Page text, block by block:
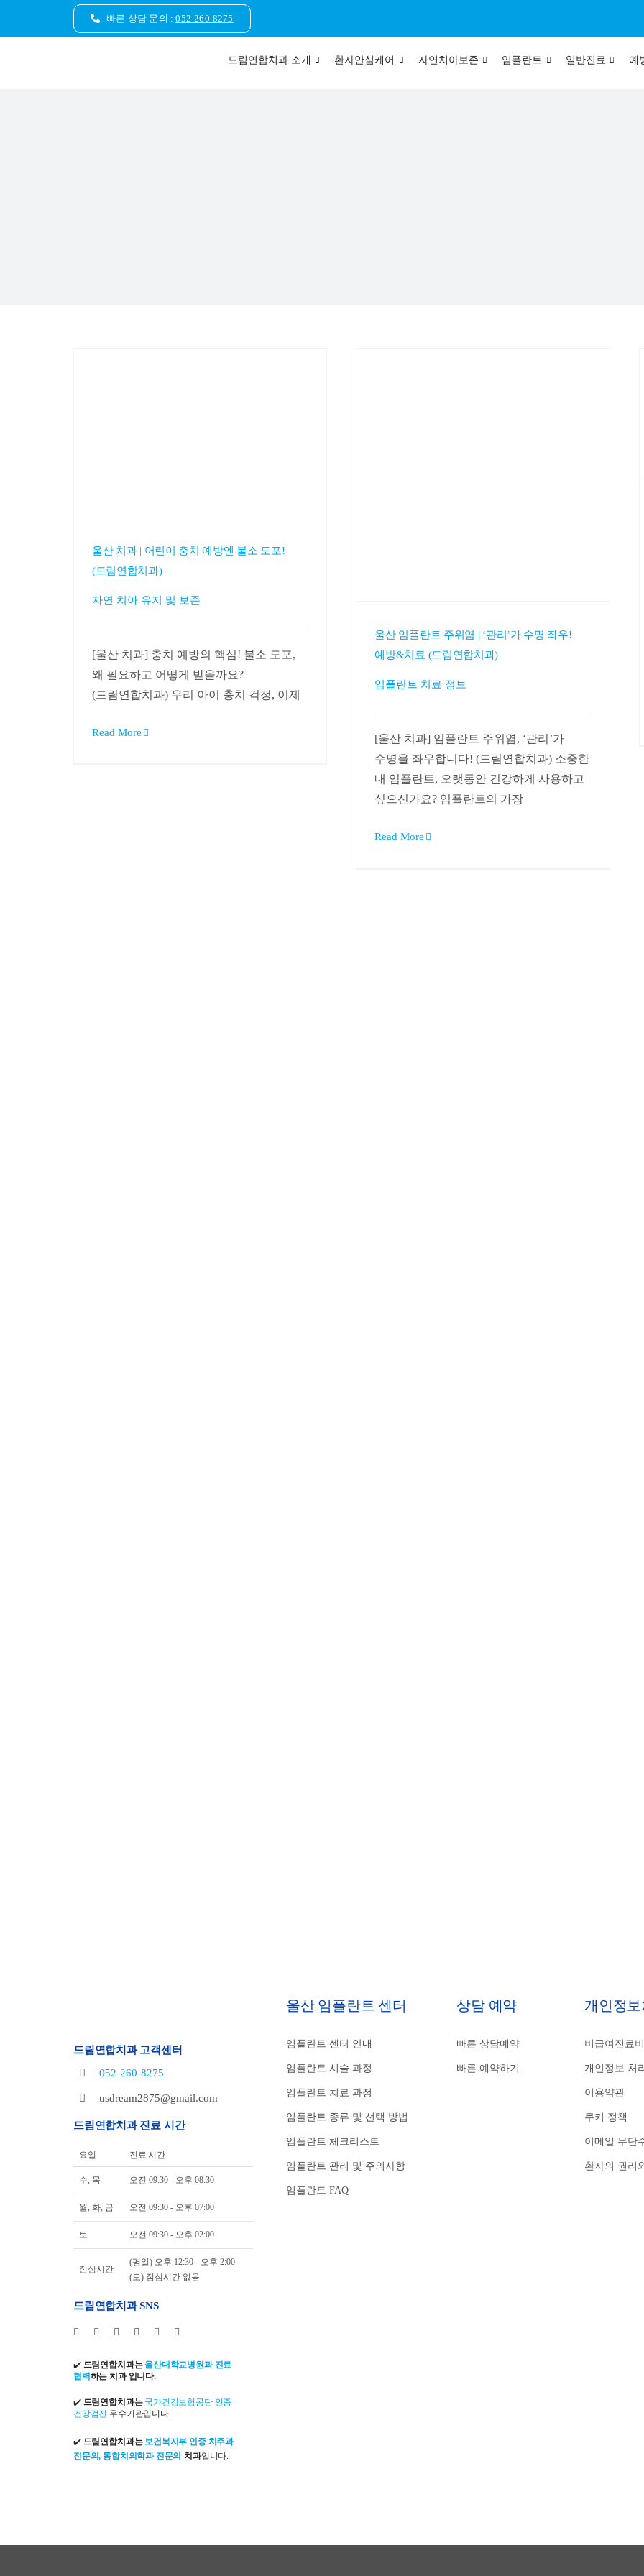
빠른 상담 문의 :052-260-8275
드림연합치과 소개 환자안심케어 자연치아보존 임플란트 일반진료 예
울산 치과 | 어린이 충치 예방엔 불소 도포!
(드림연합치과)
자연 치아 유지 및 보존
[울산 치과] 충치 예방의 핵심! 불소 도포,
왜 필요하고 어떻게 받을까요?
(드림연합치과) 우리 아이 충치 걱정, 이제
Read More
울산 임플란트 주위염 | ‘관리’가 수명 좌우!
예방&치료 (드림연합치과)
임플란트 치료 정보
[울산 치과] 임플란트 주위염, ‘관리’가
수명을 좌우합니다! (드림연합치과) 소중한
내 임플란트, 오랫동안 건강하게 사용하고
싶으신가요? 임플란트의 가장
Read More
드림연합치과 고객센터
052-260-8275
usdream2875@gmail.com
드림연합치과 진료 시간
요일 진료 시간
수, 목 오전 09:30 - 오후 08:30
월, 화, 금 오전 09:30 - 오후 07:00
토 오전 09:30 - 오후 02:00
점심시간
(평일) 오후 12:30 - 오후 2:00
(토) 점심시간 없음
드림연합치과 SNS
✔️ 드림연합치과는 울산대학교병원과 진료
협력하는 치과 입니다.
✔️ 드림연합치과는 국가건강보험공단 인증
건강검진 우수기관입니다.
✔️ 드림연합치과는보건복지부 인증 치주과
전문의, 통합치의학과 전문의 치과입니다.
울산 임플란트 센터
임플란트 센터 안내
임플란트 시술 과정
임플란트 치료 과정
임플란트 종류 및 선택 방법
임플란트 체크리스트
임플란트 관리 및 주의사항
임플란트 FAQ
상담 예약
빠른 상담예약
빠른 예약하기
개인정
비급여진료
개인정보 처
이용약관
쿠키 정책
이메일 무단
환자의 권리